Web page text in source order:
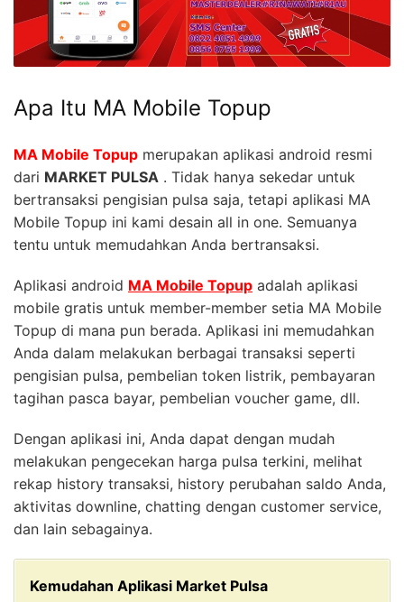
Apa Itu MA Mobile Topup
MA Mobile Topup merupakan aplikasi android resmi
dari MARKET PULSA . Tidak hanya sekedar untuk
bertransaksi pengisian pulsa saja, tetapi aplikasi MA
Mobile Topup ini kami desain all in one. Semuanya
tentu untuk memudahkan Anda bertransaksi.
Aplikasi android MA Mobile Topup adalah aplikasi
mobile gratis untuk member-member setia MA Mobile
Topup di mana pun berada. Aplikasi ini memudahkan
Anda dalam melakukan berbagai transaksi seperti
pengisian pulsa, pembelian token listrik, pembayaran
tagihan pasca bayar, pembelian voucher game, dll.
Dengan aplikasi ini, Anda dapat dengan mudah
melakukan pengecekan harga pulsa terkini, melihat
rekap history transaksi, history perubahan saldo Anda,
aktivitas downline, chatting dengan customer service,
dan lain sebagainya.
Kemudahan Aplikasi Market Pulsa